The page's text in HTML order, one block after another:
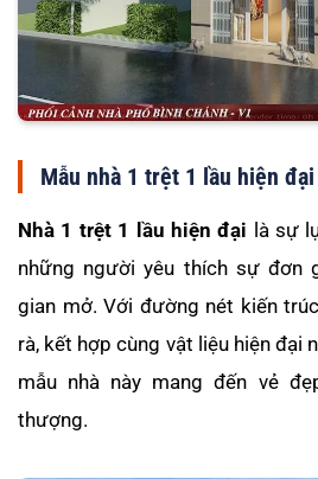
Mẫu nhà 1 trệt 1 lầu hiện đại
Nhà 1 trệt 1 lầu hiện đại là sự
những người yêu thích sự đơn
gian mở. Với đường nét kiến
rà, kết hợp cùng vật liệu hiện đại
mẫu nhà này mang đến vẻ
thượng.